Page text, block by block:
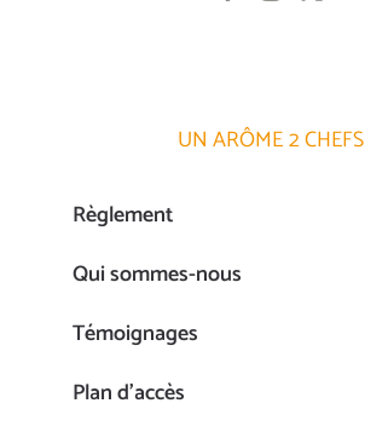
UN ARÔME 2 CHEFS
Règlement
Qui sommes-nous
Témoignages
Plan d’accès